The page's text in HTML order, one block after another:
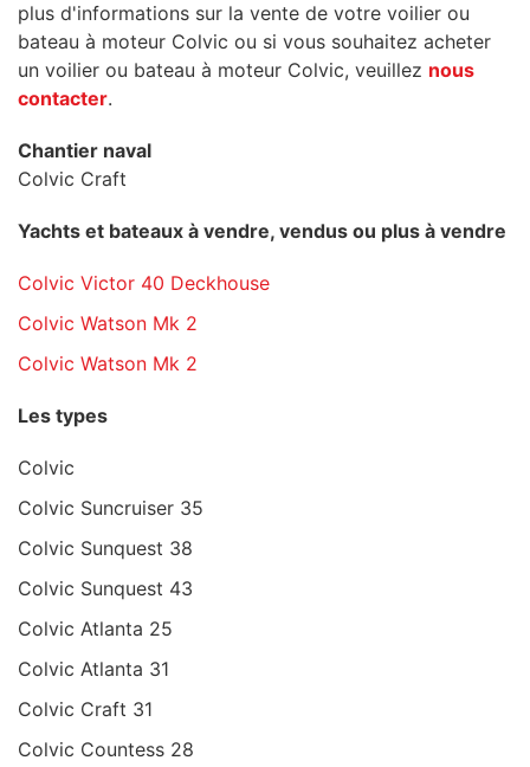
plus d'informations sur la vente de votre voilier ou
bateau à moteur Colvic ou si vous souhaitez acheter
un voilier ou bateau à moteur Colvic, veuillez nous
contacter.
Chantier naval
Colvic Craft
Yachts et bateaux à vendre, vendus ou plus à vendre
Colvic Victor 40 Deckhouse
Colvic Watson Mk 2
Colvic Watson Mk 2
Les types
Colvic
Colvic Suncruiser 35
Colvic Sunquest 38
Colvic Sunquest 43
Colvic Atlanta 25
Colvic Atlanta 31
Colvic Craft 31
Colvic Countess 28